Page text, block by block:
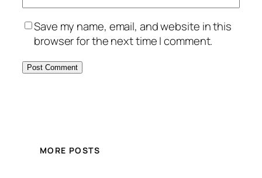
Save my name, email, and website in this
browser for the next time I comment.
MORE POSTS